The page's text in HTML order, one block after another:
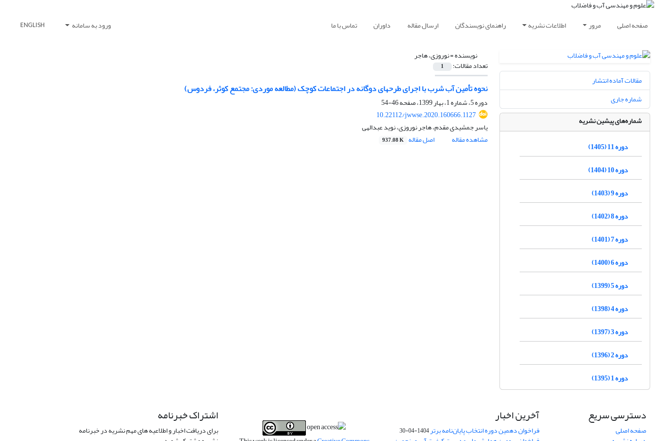
صفحه اصلی مرور اطلاعات نشریه راهنمای نویسندگان ارسال مقاله داوران تماس با ما ورود به سامانه ENGLISH
نویسنده =نوروزی، هاجر
تعداد مقالات: 1
نحوه‌ تأمین آب شرب با اجرای طرح‎های دوگانه در اجتماعات کوچک (مطالعه موردی: مجتمع کوثر، فردوس)
دوره 5، شماره 1، بهار 1399، صفحه
46-54
10.22112/jwwse.2020.160666.1127
یاسر جمشیدی مقدم، هاجر نوروزی، نوید عبدالهی
مشاهده مقاله
اصل مقاله 937.08 K
مقالات آماده انتشار
شماره جاری
شماره‌های پیشین نشریه
دوره 11 (1405)
دوره 10 (1404)
دوره 9 (1403)
دوره 8 (1402)
دوره 7 (1401)
دوره 6 (1400)
دوره 5 (1399)
دوره 4 (1398)
دوره 3 (1397)
دوره 2 (1396)
دوره 1 (1395)
دسترسی سریع
صفحه اصلی
آخرین اخبار
فراخوان دهمین دوره انتخاب پایان‌نامه برتر1404-04-30
اشتراک خبرنامه
برای دریافت اخبار و اطلاعیه های مهم نشریه در خبرنامه